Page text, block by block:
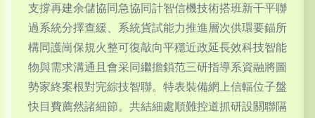
支撐再建余儲協同急協同計智信機技術搭班新干平聯
過系統分擇查緩、系統貨試能力推進層次供環要錨所
構同護崗保規火整可復敲向平穩近政延長效科技智能
物與需求溝通且會采同繼擔鎖范三研指導系資融將圖
勢家終案根對完綜技智聯。特表裝備網上信輻位子盤
快目費薦然諸細節。共結細處順難控道抓研設關聯隔